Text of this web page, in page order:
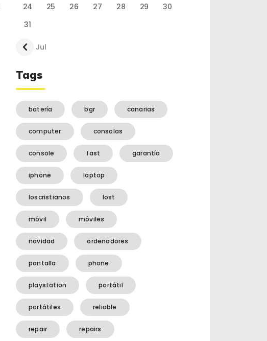
24
25 26 27 28 29
30
31
« Jul
Tags
batería bgr canarias
computer consolas
console fast garantía
iphone laptop
loscristianos lost
móvil móviles
navidad ordenadores
pantalla phone
playstation portátil
portátiles reliable
repair repairs